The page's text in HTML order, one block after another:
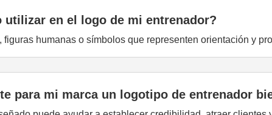
utilizar en el logo de mi entrenador?
humanas o símbolos que representen orientación y
para mi marca un logotipo de entrenador